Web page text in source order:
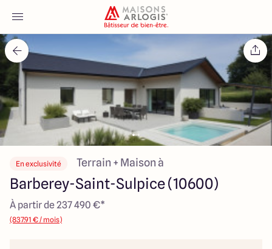
Accueil
Nos maisons
Nos annonces
Votre projet
Qui sommes-nous
En exclusivité Terrain + Maison à
Barberey-Saint-Sulpice (10600)
À partir de 237 490 €*
(837.91 € / mois)